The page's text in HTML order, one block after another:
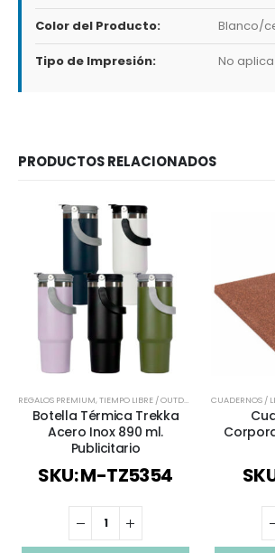
Color del Producto: Blanco/
Tipo de Impresión: No aplica
PRODUCTOS RELACIONADOS
REGALOS PREMIUM,TIEMPO LIBRE / OUTDOOR TODOS,VERANO ,
Botella Térmica Trekka
Acero Inox 890 ml.
Publicitario
SKU: M-TZ5354
CUADERNOS /